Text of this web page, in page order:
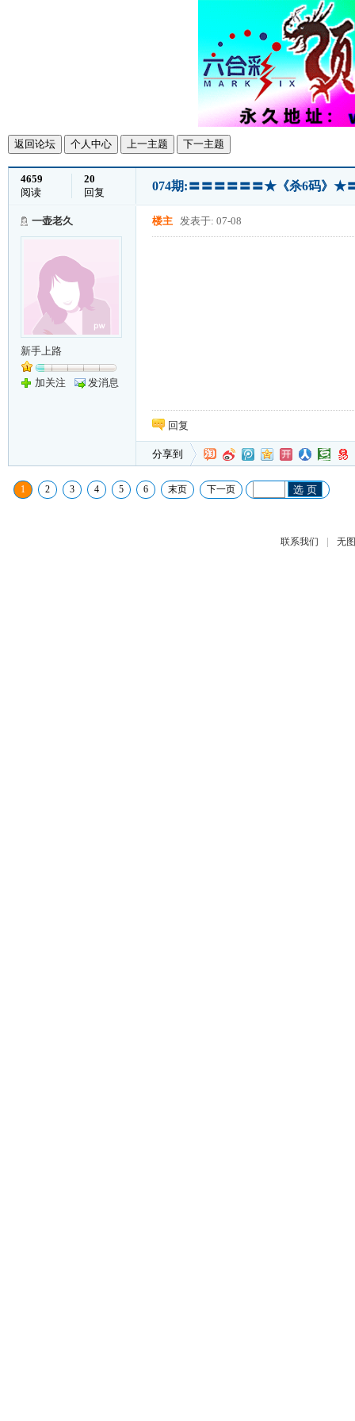
返回论坛 个人中心 上一主题 下一主题
4659
阅读
20
回复
074期:〓〓〓〓〓〓★《杀6码》
一壶老久
新手上路
加关注 发消息
楼主 发表于: 07-08
回复
分享到
1 2 3 4 5 6 末页 下一页 选 页
联系我们 | 无